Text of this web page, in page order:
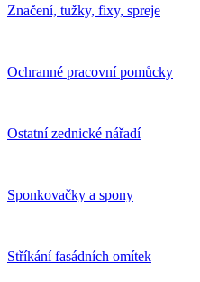
Značení, tužky, fixy, spreje
Ochranné pracovní pomůcky
Ostatní zednické nářadí
Sponkovačky a spony
Stříkání fasádních omítek